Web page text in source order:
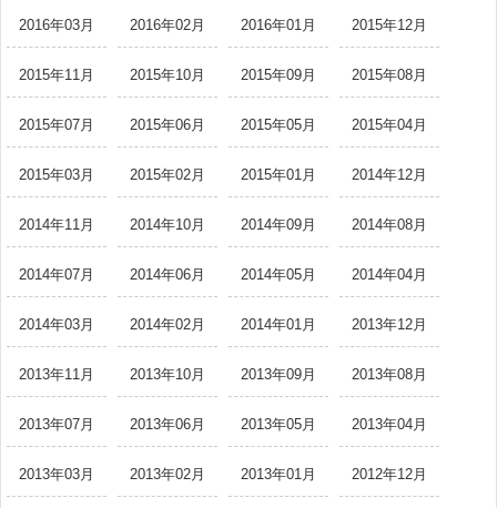
2016年03月 2016年02月 2016年01月 2015年12月
2015年11月 2015年10月 2015年09月 2015年08月
2015年07月 2015年06月 2015年05月 2015年04月
2015年03月 2015年02月 2015年01月 2014年12月
2014年11月 2014年10月 2014年09月 2014年08月
2014年07月 2014年06月 2014年05月 2014年04月
2014年03月 2014年02月 2014年01月 2013年12月
2013年11月 2013年10月 2013年09月 2013年08月
2013年07月 2013年06月 2013年05月 2013年04月
2013年03月 2013年02月 2013年01月 2012年12月